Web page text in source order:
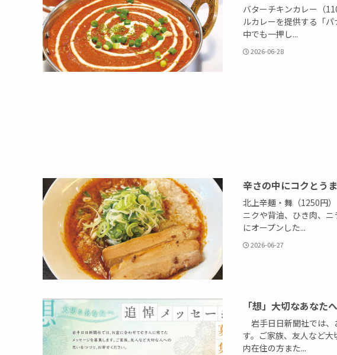
バターチキンカレー（
ルカレーを提供する「
中でも一押し...
2026-06-28
辛さの中にコクとう
北上辛麺・舞（1250円
ニクや背油、ひき肉、
にオープンした...
2026-06-27
「想」大切なあな
岩手日日新聞社では、
す。ご家族、友人など
内在住の方また...